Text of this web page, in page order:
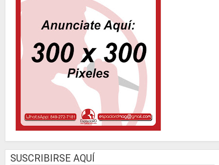
SUSCRIBIRSE AQUÍ